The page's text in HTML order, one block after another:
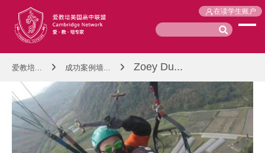
在读学生账户
爱教培... 成功案例墙... Zoey Du...